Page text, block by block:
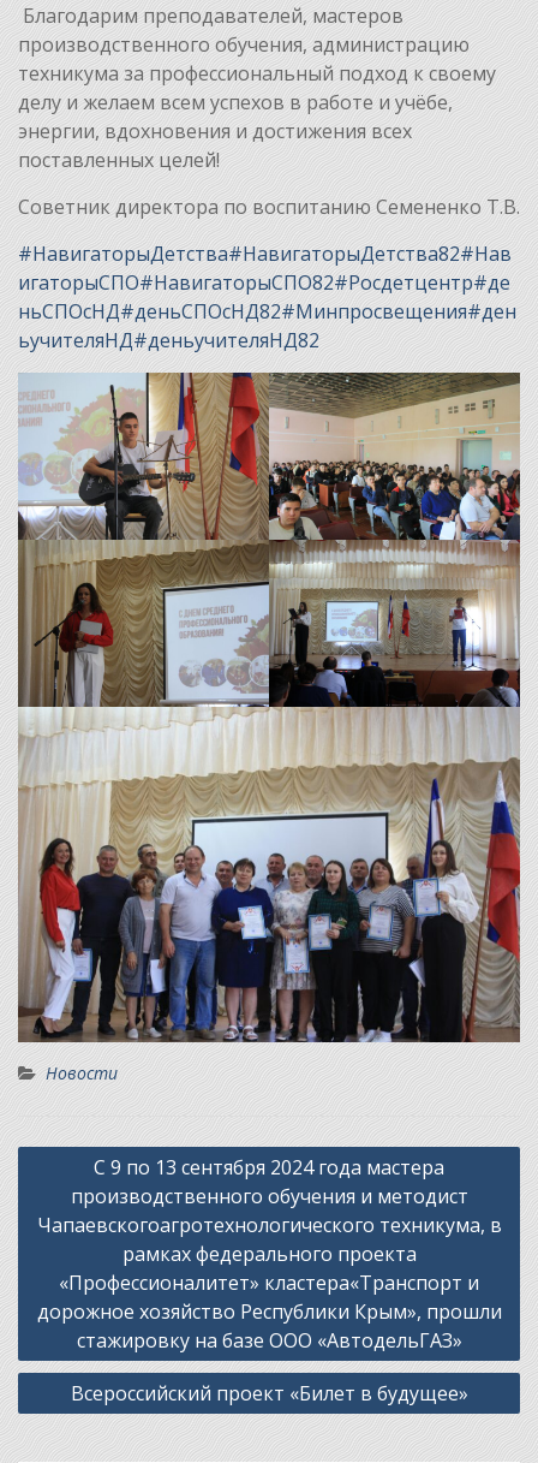
Благодарим преподавателей, мастеров
производственного обучения, администрацию
техникума за профессиональный подход к своему
делу и желаем всем успехов в работе и учёбе,
энергии, вдохновения и достижения всех
поставленных целей!
Советник директора по воспитанию Семененко Т.В.
#НавигаторыДетства#НавигаторыДетства82#Нав
игаторыСПО#НавигаторыСПО82#Росдетцентр#де
ньСПОсНД#деньСПОсНД82#Минпросвещения#ден
ьучителяНД#деньучителяНД82
Новости
Навигация
записям
С 9 по 13 сентября 2024 года мастера
производственного обучения и методист
Чапаевскогоагротехнологического техникума, в
рамках федерального проекта
«Профессионалитет» кластера«Транспорт и
дорожное хозяйство Республики Крым», прошли
стажировку на базе ООО «АвтодельГАЗ»
Всероссийский проект «Билет в будущее»